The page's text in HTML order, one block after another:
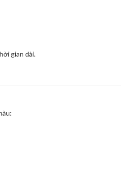
gian dài.